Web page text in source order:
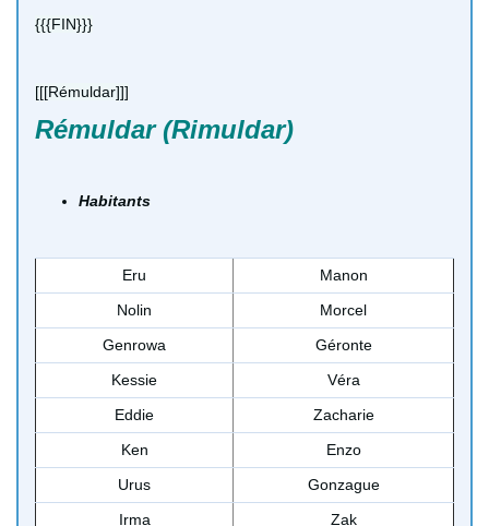
{{{FIN}}}
[[[Rémuldar]]]
Rémuldar (Rimuldar)
Habitants
Eru
Manon
Nolin
Morcel
Genrowa
Géronte
Kessie
Véra
Eddie
Zacharie
Ken
Enzo
Urus
Gonzague
Irma
Zak